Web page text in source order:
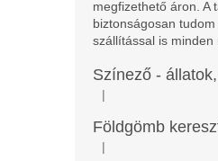
megfizethető áron. A
biztonságosan tudom
szállítással is minden
A termék értékelése
|
A termék értékelése
|